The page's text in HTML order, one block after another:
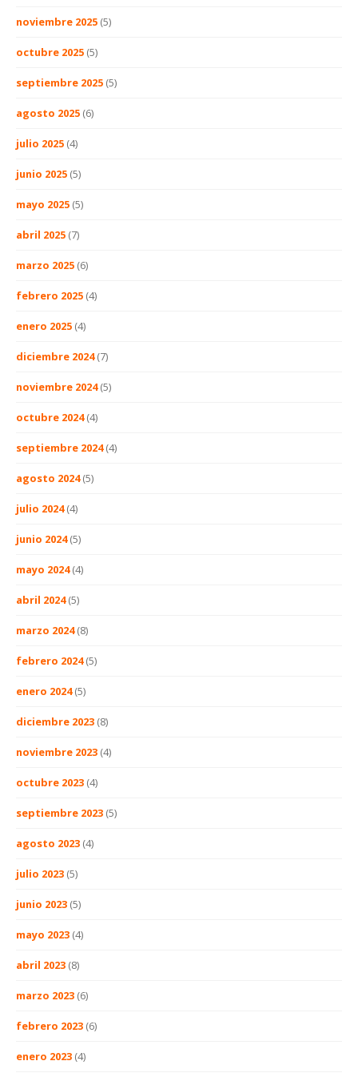
noviembre 2025 (5)
octubre 2025 (5)
septiembre 2025 (5)
agosto 2025 (6)
julio 2025 (4)
junio 2025 (5)
mayo 2025 (5)
abril 2025 (7)
marzo 2025 (6)
febrero 2025 (4)
enero 2025 (4)
diciembre 2024(7)
noviembre 2024(5)
octubre 2024(4)
septiembre 2024(4)
agosto 2024(5)
julio 2024(4)
junio 2024(5)
mayo 2024(4)
abril 2024(5)
marzo 2024(8)
febrero 2024(5)
enero 2024(5)
diciembre 2023 (8)
noviembre 2023 (4)
octubre 2023 (4)
septiembre 2023 (5)
agosto 2023 (4)
julio 2023 (5)
junio 2023 (5)
mayo 2023 (4)
abril 2023 (8)
marzo 2023 (6)
febrero 2023 (6)
enero 2023 (4)